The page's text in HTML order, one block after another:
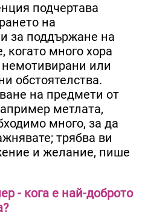
подчертава
на
за поддържане на
когато много хора
или
обстоятелства.
на предмети от
метлата,
много, за да
трябва ви
и желание, пише
- кога е най-доброто